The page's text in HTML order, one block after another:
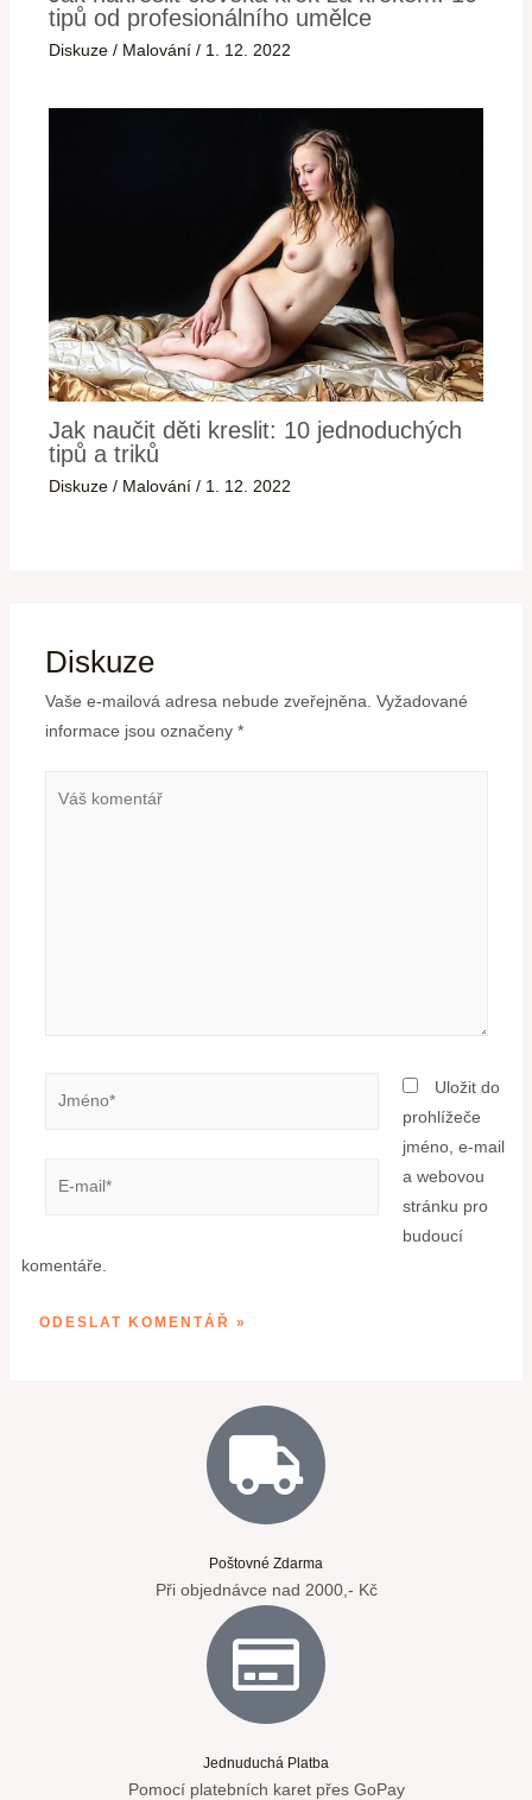
tipů od profesionálního umělce
Diskuze / Malování / 1. 12. 2022
Jak naučit děti kreslit: 10 jednoduchých
tipů a triků
Diskuze / Malování / 1. 12. 2022
Diskuze
Vaše e-mailová adresa nebude zveřejněna. Vyžadované
informace jsou označeny *
Uložit do
prohlížeče
jméno, e-mail
a webovou
stránku pro
budoucí
komentáře.
Poštovné Zdarma
Při objednávce nad 2000,- Kč
Jednuduchá Platba
Pomocí platebních karet přes GoPay